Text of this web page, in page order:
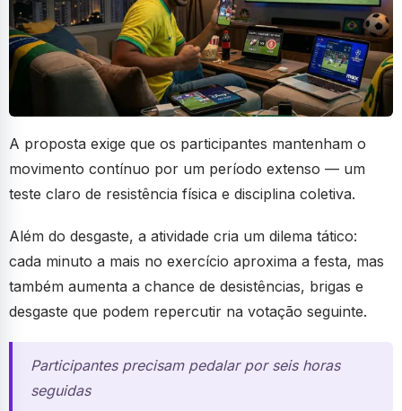
A proposta exige que os participantes mantenham o
movimento contínuo por um período extenso — um
teste claro de resistência física e disciplina coletiva.
Além do desgaste, a atividade cria um dilema tático:
cada minuto a mais no exercício aproxima a festa, mas
também aumenta a chance de desistências, brigas e
desgaste que podem repercutir na votação seguinte.
Participantes precisam pedalar por seis horas
seguidas